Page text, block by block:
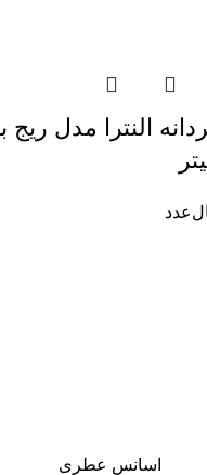
النترا مدل ریج
عدد
اسانس عطری